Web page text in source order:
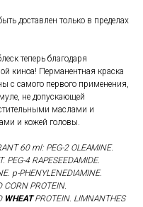
доставлен только в пределах
теперь благодаря
киноа! Перманентная краска
с самого первого применения,
не допускающей
маслами и
и кожей головы.
60 ml: PEG-2 OLEAMINE.
PEG-4 RAPESEEDAMIDE.
p-PHENYLENEDIAMINE.
CORN PROTEIN.
WHEATPROTEIN. LIMNANTHES